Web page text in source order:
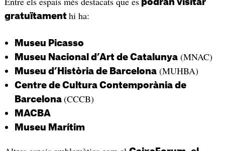
podran visitar
gratuïtament hi ha:
Museu Picasso
Museu Nacional d’Art de Catalunya(MNAC)
Museu d’Història de Barcelona(MUHBA)
Centre de Cultura Contemporània de
Barcelona (CCCB)
MACBA
Museu Marítim